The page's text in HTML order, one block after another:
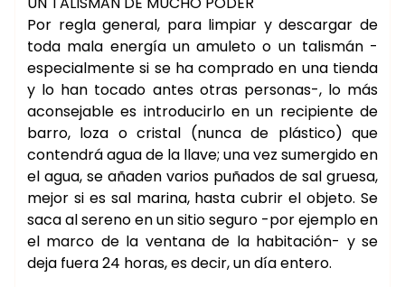
Por regla general, para limpiar y descargar de
toda mala energía un amuleto o un talismán -
especialmente si se ha comprado en una tienda
y lo han tocado antes otras personas-, lo más
aconsejable es introducirlo en un recipiente de
barro, loza o cristal (nunca de plástico) que
contendrá agua de la llave; una vez sumergido en
el agua, se añaden varios puñados de sal gruesa,
mejor si es sal marina, hasta cubrir el objeto. Se
saca al sereno en un sitio seguro -por ejemplo en
el marco de la ventana de la habitación- y se
deja fuera 24 horas, es decir, un día entero.